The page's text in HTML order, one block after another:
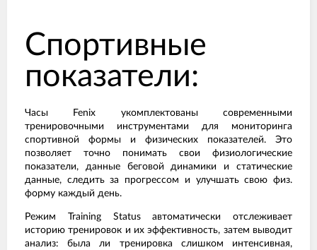
Спортивные
показатели:
Часы Fenix укомплектованы современными
тренировочными инструментами для мониторинга
спортивной формы и физических показателей. Это
позволяет точно понимать свои физиологические
показатели, данные беговой динамики и статические
данные, следить за прогрессом и улучшать свою физ.
форму каждый день.
Режим Training Status автоматически отслеживает
историю тренировок и их эффективность, затем выводит
анализ: была ли тренировка слишком интенсивная,